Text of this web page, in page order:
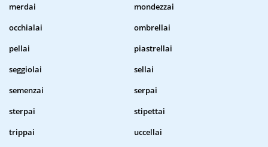
merdai
mondezzai
occhialai
ombrellai
pellai
piastrellai
seggiolai
sellai
semenzai
serpai
sterpai
stipettai
trippai
uccellai